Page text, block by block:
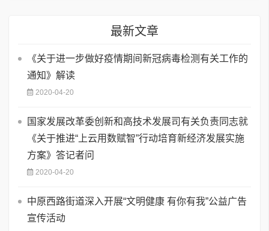
最新文章
《关于进一步做好疫情期间新冠病毒检测有关工作的
通知》解读
2020-04-20
国家发展改革委创新和高技术发展司有关负责同志就
《关于推进“上云用数赋智”行动培育新经济发展实施
方案》答记者问
2020-04-20
中原西路街道深入开展“文明健康 有你有我”公益广告
宣传活动